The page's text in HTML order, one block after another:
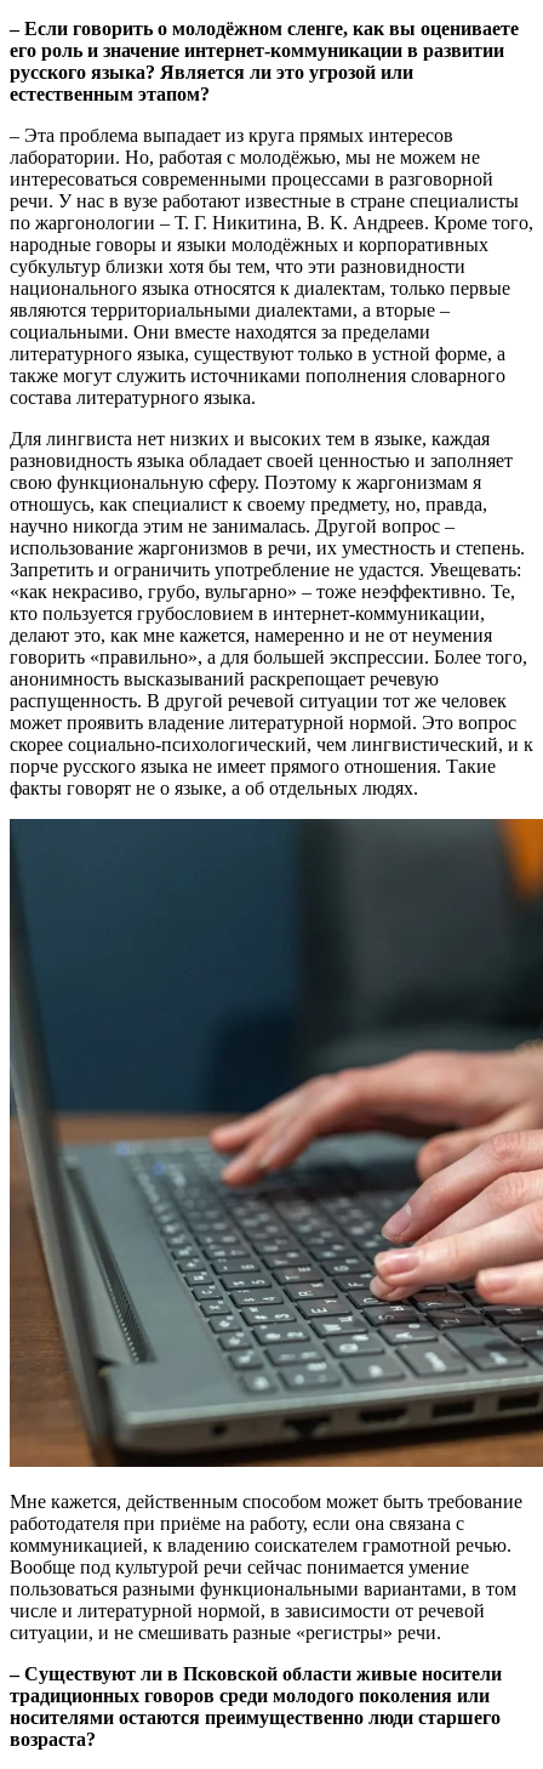
– Если говорить о молодёжном сленге, как вы оцениваете
его роль и значение интернет-коммуникации в развитии
русского языка? Является ли это угрозой или
естественным этапом?
– Эта проблема выпадает из круга прямых интересов
лаборатории. Но, работая с молодёжью, мы не можем не
интересоваться современными процессами в разговорной
речи. У нас в вузе работают известные в стране специалисты
по жаргонологии – Т. Г. Никитина, В. К. Андреев. Кроме того,
народные говоры и языки молодёжных и корпоративных
субкультур близки хотя бы тем, что эти разновидности
национального языка относятся к диалектам, только первые
являются территориальными диалектами, а вторые –
социальными. Они вместе находятся за пределами
литературного языка, существуют только в устной форме, а
также могут служить источниками пополнения словарного
состава литературного языка.
Для лингвиста нет низких и высоких тем в языке, каждая
разновидность языка обладает своей ценностью и заполняет
свою функциональную сферу. Поэтому к жаргонизмам я
отношусь, как специалист к своему предмету, но, правда,
научно никогда этим не занималась. Другой вопрос –
использование жаргонизмов в речи, их уместность и степень.
Запретить и ограничить употребление не удастся. Увещевать:
«как некрасиво, грубо, вульгарно» – тоже неэффективно. Те,
кто пользуется грубословием в интернет-коммуникации,
делают это, как мне кажется, намеренно и не от неумения
говорить «правильно», а для большей экспрессии. Более того,
анонимность высказываний раскрепощает речевую
распущенность. В другой речевой ситуации тот же человек
может проявить владение литературной нормой. Это вопрос
скорее социально-психологический, чем лингвистический, и к
порче русского языка не имеет прямого отношения. Такие
факты говорят не о языке, а об отдельных людях.
Мне кажется, действенным способом может быть требование
работодателя при приёме на работу, если она связана с
коммуникацией, к владению соискателем грамотной речью.
Вообще под культурой речи сейчас понимается умение
пользоваться разными функциональными вариантами, в том
числе и литературной нормой, в зависимости от речевой
ситуации, и не смешивать разные «регистры» речи.
– Существуют ли в Псковской области живые носители
традиционных говоров среди молодого поколения или
носителями остаются преимущественно люди старшего
возраста?